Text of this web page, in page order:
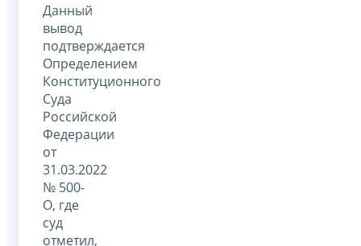
Данный
вывод
подтверждается
Определением
Конституционного
Суда
Российской
Федерации
от
31.03.2022
№ 500-
О, где
суд
отметил,